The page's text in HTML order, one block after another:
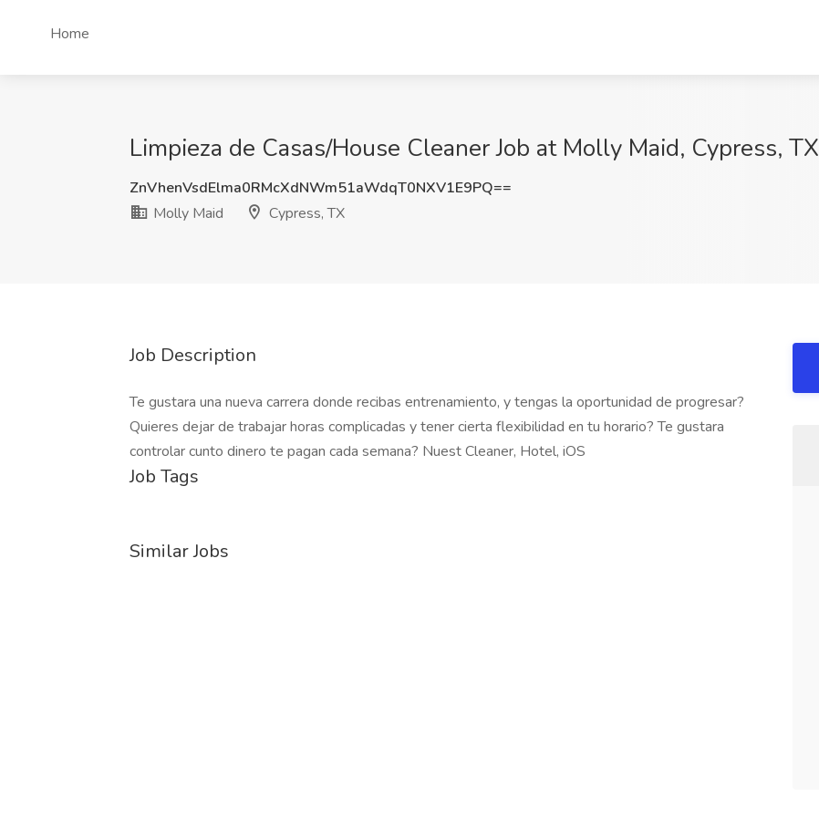
Home
Limpieza de Casas/House Cleaner Job at Molly Maid, Cypress, TX
ZnVhenVsdElma0RMcXdNWm51aWdqT0NXV1E9PQ==
Molly Maid
Cypress, TX
Job Description
Te gustara una nueva carrera donde recibas entrenamiento, y tengas la oportunidad de progresar?
Quieres dejar de trabajar horas complicadas y tener cierta flexibilidad en tu horario? Te gustara
controlar cunto dinero te pagan cada semana? Nuest Cleaner, Hotel, iOS
Job Tags
Similar Jobs